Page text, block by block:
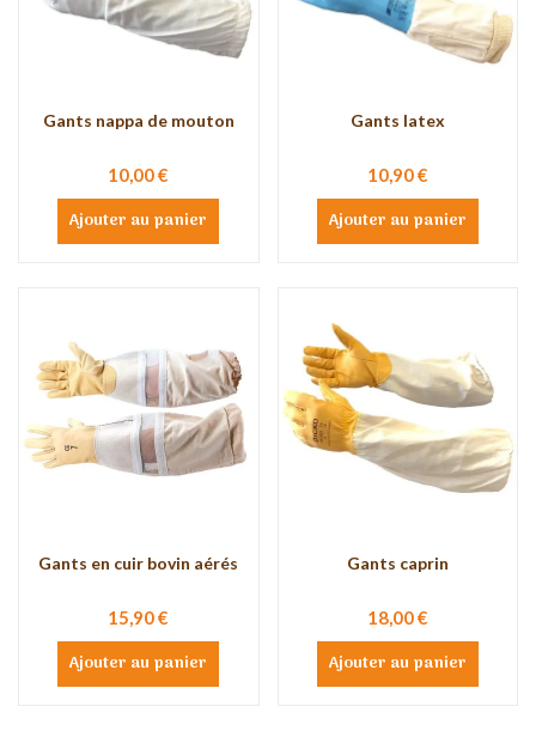
Gants nappa de mouton
10,00 €
Ajouter au panier
Gants latex
10,90 €
Ajouter au panier
Gants en cuir bovin aérés
15,90 €
Ajouter au panier
Gants caprin
18,00 €
Ajouter au panier